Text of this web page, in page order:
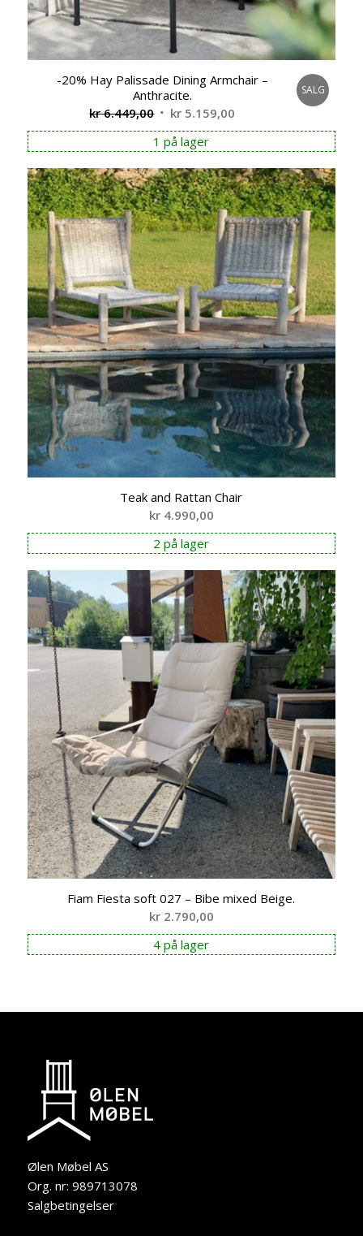
-20% Hay Palissade Dining Armchair –
Anthracite.
kr6.449,00 Opprinnelig
pris
var:
kr 6.449,00.
kr 5.159,00
pris
er:
kr 5.159,00.
SALG
1 på lager
Teak and Rattan Chair
kr4.990,00
2 på lager
Fiam Fiesta soft 027 – Bibe mixed Beige.
kr2.790,00
4 på lager
Ølen Møbel AS
Org. nr: 989713078
Salgbetingelser